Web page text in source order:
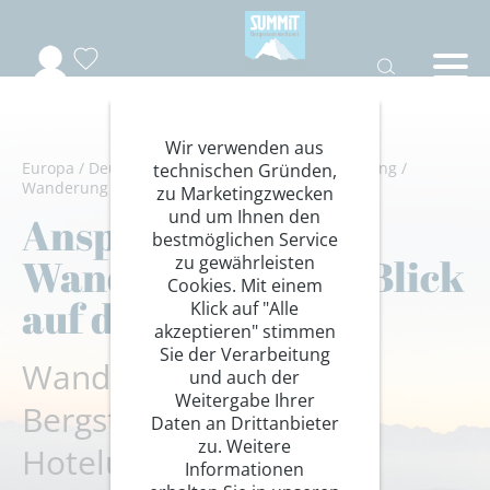
Europa / Deutschland/Bayern/Wandern/Trekking /
Wanderung Hotelstandort
Anspruchsvolle
Wanderungen mit Blick
auf die Zugspitze
Wanderungen für
Bergsteiger mit
Hotelunterkunft
Wir verwenden aus
technischen Gründen,
zu Marketingzwecken
und um Ihnen den
bestmöglichen Service
zu gewährleisten
Cookies. Mit einem
Klick auf "Alle
akzeptieren" stimmen
Sie der Verarbeitung
und auch der
Weitergabe Ihrer
Daten an Drittanbieter
zu. Weitere
Informationen